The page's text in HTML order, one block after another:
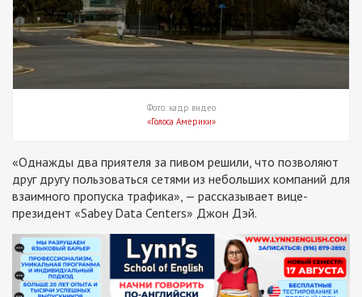
Фото: кадр видео
«Голоса Америки»
«Однажды два приятеля за пивом решили, что позволяют
друг другу пользоваться сетями из небольших компаний для
взаимного пропуска трафика», — рассказывает вице-
президент «Sabey Data Centers» Джон Дэй.